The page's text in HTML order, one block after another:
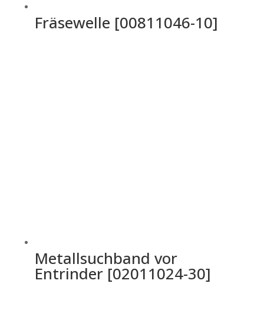
Fräsewelle [00811046-10]
Metallsuchband vor
Entrinder [02011024-30]